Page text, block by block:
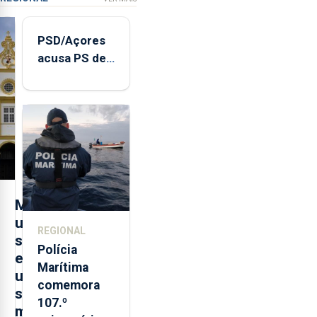
M
u
s
e
u
s
m
PSD/Açores
acusa PS de
contraditória"
sobre
evolução
turística
REGIONAL
Polícia
Marítima
comemora
107.º